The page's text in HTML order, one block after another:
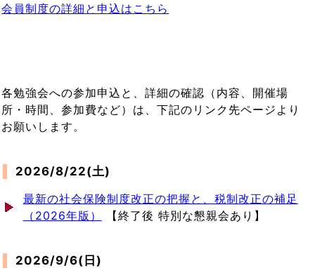
会員制度の詳細と申込はこちら
各勉強会への参加申込と、詳細の確認（内容、開催場
所・時間、参加費など）は、下記のリンク先ページより
お願いします。
2026/8/22(土)
最新の社会保険制度改正の把握と、税制改正の補足
（2026年版）
【終了後 特別な懇親会あり】
2026/9/6(日)